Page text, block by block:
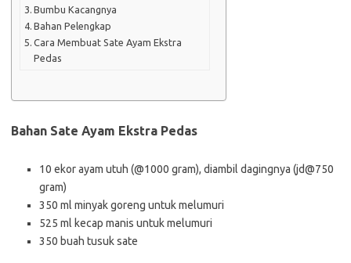
Bumbu Kacangnya
Bahan Pelengkap
Cara Membuat Sate Ayam Ekstra
Pedas
Bahan Sate Ayam Ekstra Pedas
10 ekor ayam utuh (@1000 gram), diambil dagingnya (jd@750
gram)
350 ml minyak goreng untuk melumuri
525 ml kecap manis untuk melumuri
350 buah tusuk sate